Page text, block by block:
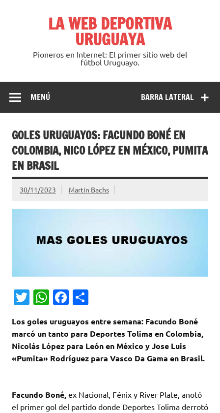
LA WEB DEPORTIVA
URUGUAYA
Pioneros en Internet: El primer sitio web del
fútbol Uruguayo.
BARRA LATERAL
MENÚ
GOLES URUGUAYOS: FACUNDO BONÉ EN
COLOMBIA, NICO LÓPEZ EN MÉXICO, PUMITA
EN BRASIL
30/11/2023 Martin Bachs
T
it
te
r
W
at
s
A
p
Fa
e
b
o
k
m
p
ar
r
Los goles uruguayos entre semana: Facundo Boné
marcó un tanto para Deportes Tolima en Colombia,
Nicolás López para León en México y Jose Luis
«Pumita» Rodríguez para Vasco Da Gama en Brasil.
Facundo Boné, ex Nacional, Fénix y River Plate, anotó
el primer gol del partido donde Deportes Tolima derrotó